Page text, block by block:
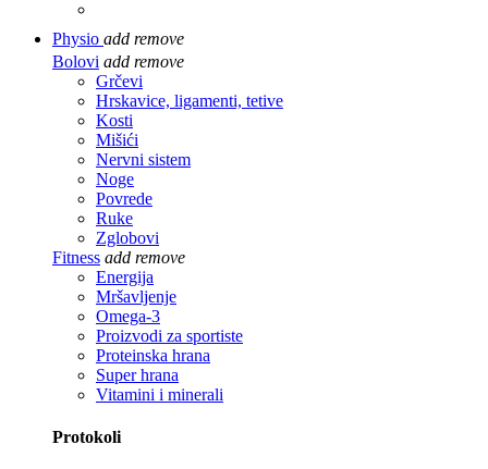
Physio add remove
Bolovi add remove
Grčevi
Hrskavice, ligamenti, tetive
Kosti
Mišići
Nervni sistem
Noge
Povrede
Ruke
Zglobovi
Fitness add remove
Energija
Mršavljenje
Omega-3
Proizvodi za sportiste
Proteinska hrana
Super hrana
Vitamini i minerali
Protokoli